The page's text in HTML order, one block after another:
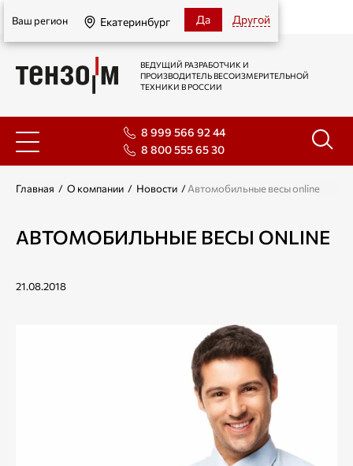
Екатеринбург
Ваш регион Екатеринбург Да Другой
ВЕДУЩИЙ РАЗРАБОТЧИК И
ПРОИЗВОДИТЕЛЬ ВЕСОИЗМЕРИТЕЛЬНОЙ
ТЕХНИКИ В РОССИИ
8 999 566 92 44
8 800 555 65 30
Главная / О компании / Новости /Автомобильные весы online
АВТОМОБИЛЬНЫЕ ВЕСЫ ONLINE
21.08.2018